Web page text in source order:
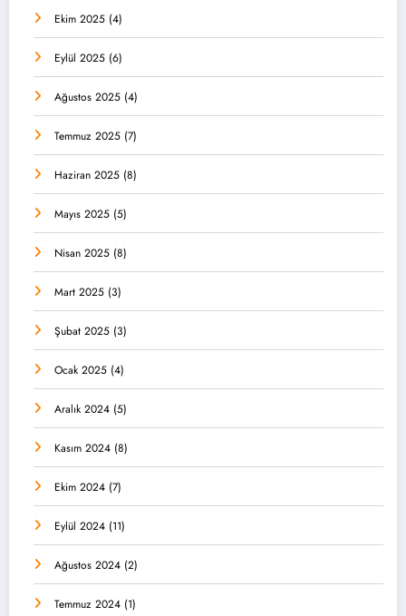
Ekim 2025 (4)
Eylül 2025 (6)
Ağustos 2025 (4)
Temmuz 2025 (7)
Haziran 2025 (8)
Mayıs 2025 (5)
Nisan 2025 (8)
Mart 2025 (3)
Şubat 2025 (3)
Ocak 2025 (4)
Aralık 2024 (5)
Kasım 2024 (8)
Ekim 2024 (7)
Eylül 2024 (11)
Ağustos 2024 (2)
Temmuz 2024 (1)